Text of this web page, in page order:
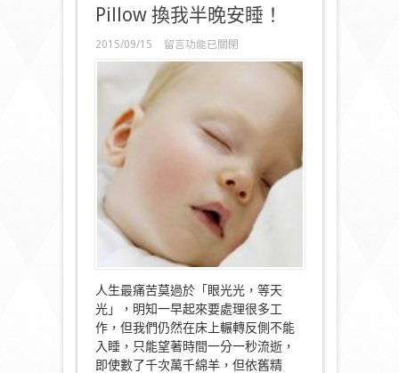
Pillow 換我半晚安睡！
2015/09/15
在
〈拿
催
睡！〉
中
留言功能已關閉
人生最痛苦莫過於「眼光光，等天
光」，明知一早起來要處理很多工
作，但我們仍然在床上輾轉反側不能
入睡，只能望著時間一分一秒流逝，
即使數了千次萬千綿羊，但依舊精